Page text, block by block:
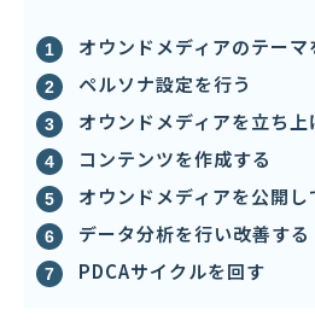
オウンドメディアのテーマ
ペルソナ設定を行う
オウンドメディアを立ち上
コンテンツを作成する
オウンドメディアを公開
データ分析を行い改善する
PDCAサイクルを回す